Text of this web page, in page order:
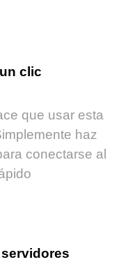
clic
que usar esta
haz
conectarse al